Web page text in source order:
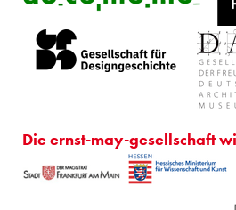
Die ernst-may-gesellschaft